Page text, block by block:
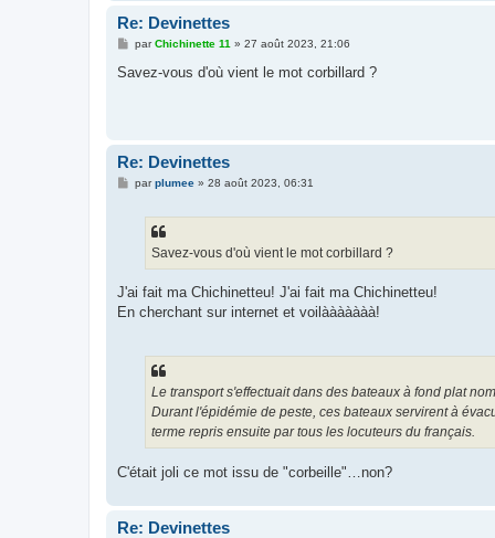
Re: Devinettes
M
s
parChichinette 11» 27 août 2023, 21:06
Savez-vous d'où vient le mot corbillard ?
Re: Devinettes
Mparplumee» 28 août 2023, 06:31
Savez-vous d'où vient le mot corbillard ?
J'ai fait ma Chichinetteu! J'ai fait ma Chichinetteu!
En cherchant sur internet et voilààààààà!
Le transport s'effectuait dans des bateaux à fond plat
Durant l'épidémie de peste, ces bateaux servirent à
terme repris ensuite par tous les locuteurs du français.
C'était joli ce mot issu de "corbeille"…non?
Re: Devinettes